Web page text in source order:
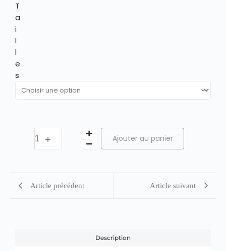
T
a
i
l
l
e
s
Ajouter au panier
Article précédent Article suivant
Description